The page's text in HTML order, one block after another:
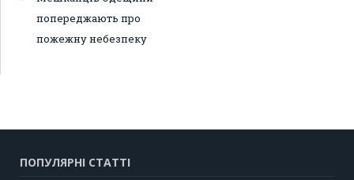
попереджають про
пожежну небезпеку
ПОПУЛЯРНІ СТАТТІ